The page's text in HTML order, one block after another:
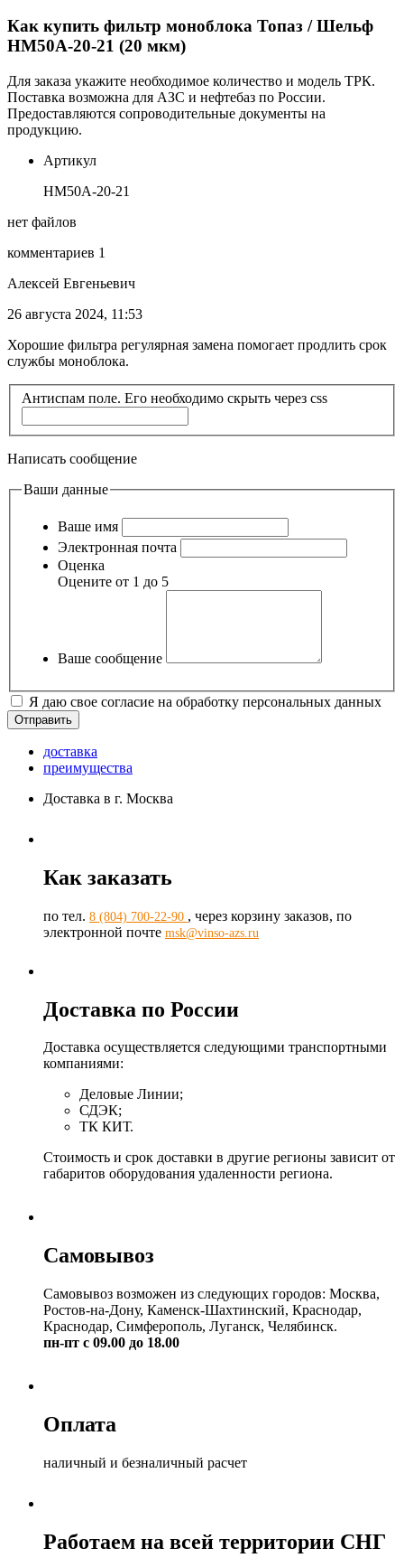
Как купить фильтр моноблока Топаз / Шельф
НМ50А-20-21 (20 мкм)
Для заказа укажите необходимое количество и модель ТРК.
Поставка возможна для АЗС и нефтебаз по России.
Предоставляются сопроводительные документы на
продукцию.
Артикул
НМ50А-20-21
нет файлов
комментариев 1
Алексей Евгеньевич
26 августа 2024, 11:53
Хорошие фильтра регулярная замена помогает продлить срок
службы моноблока.
Антиспам поле. Его необходимо скрыть через css
Написать сообщение
Ваши данные
Ваше имя
Электронная почта
Оценка
Оцените от 1 до 5
Ваше сообщение
Я даю свое согласие на обработку персональных данных
доставка
преимущества
Доставка в г. Москва
Как заказать
по тел. 8 (804) 700-22-90 , через корзину заказов, по
электронной почте msk@vinso-azs.ru
Доставка по России
Доставка осуществляется следующими транспортными
компаниями:
Деловые Линии;
СДЭК;
ТК КИТ.
Стоимость и срок доставки в другие регионы зависит от
габаритов оборудования удаленности региона.
Самовывоз
Самовывоз возможен из следующих городов: Москва,
Ростов-на-Дону, Каменск-Шахтинский, Краснодар,
Краснодар, Симферополь, Луганск, Челябинск.
пн-пт с 09.00 до 18.00
Оплата
наличный и безналичный расчет
Работаем на всей территории СНГ